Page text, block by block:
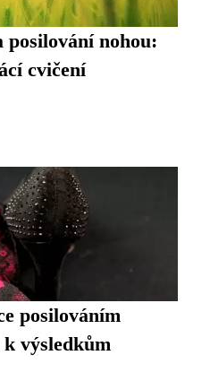
nohou:
cvičení
posilováním
výsledkům